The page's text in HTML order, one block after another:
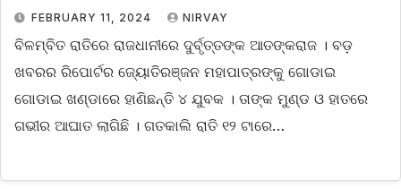
FEBRUARY 11, 2024 NIRVAY
ବିଳମ୍ବିତ ରାତିରେ ରାଜଧାନୀରେ ଦୁର୍ବୃତ୍ତଙ୍କ ଆତଙ୍କରାଜ । ବଡ଼
ଖବରର ରିପୋର୍ଟର ଜ୍ୟୋତିରଞ୍ଜନ ମହାପାତ୍ରଙ୍କୁ ଗୋଡାଇ
ଗୋଡାଇ ଖଣ୍ଡାରେ ହାଣିଛନ୍ତି ୪ ଯୁବକ । ତାଙ୍କ ମୁଣ୍ଡ ଓ ହାତରେ
ଗଭୀର ଆଘାତ ଲାଗିଛି । ଗତକାଲି ରାତି ୧୨ ଟାରେ…